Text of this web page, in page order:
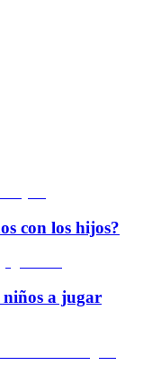
con los hijos?
niños a jugar